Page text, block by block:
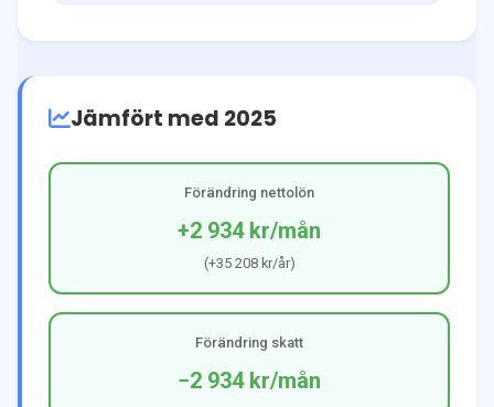
Jämfört med 2025
Förändring nettolön
+2 934 kr/mån
(+35 208 kr/år)
Förändring skatt
−2 934 kr/mån